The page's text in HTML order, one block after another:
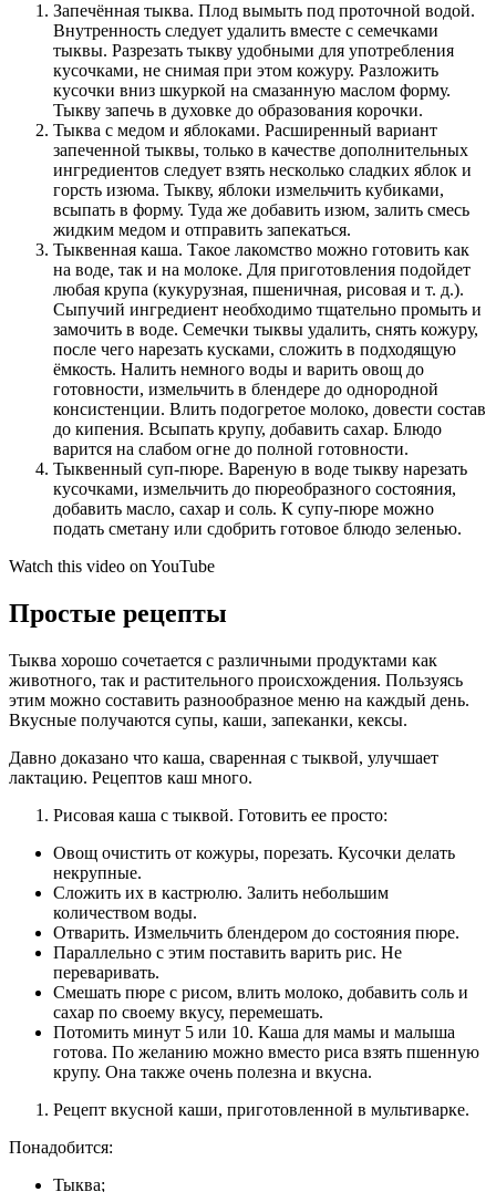
Запечённая тыква. Плод вымыть под проточной водой.
Внутренность следует удалить вместе с семечками
тыквы. Разрезать тыкву удобными для употребления
кусочками, не снимая при этом кожуру. Разложить
кусочки вниз шкуркой на смазанную маслом форму.
Тыкву запечь в духовке до образования корочки.
Тыква с медом и яблоками. Расширенный вариант
запеченной тыквы, только в качестве дополнительных
ингредиентов следует взять несколько сладких яблок и
горсть изюма. Тыкву, яблоки измельчить кубиками,
всыпать в форму. Туда же добавить изюм, залить смесь
жидким медом и отправить запекаться.
Тыквенная каша. Такое лакомство можно готовить как
на воде, так и на молоке. Для приготовления подойдет
любая крупа (кукурузная, пшеничная, рисовая и т. д.).
Сыпучий ингредиент необходимо тщательно промыть и
замочить в воде. Семечки тыквы удалить, снять кожуру,
после чего нарезать кусками, сложить в подходящую
ёмкость. Налить немного воды и варить овощ до
готовности, измельчить в блендере до однородной
консистенции. Влить подогретое молоко, довести состав
до кипения. Всыпать крупу, добавить сахар. Блюдо
варится на слабом огне до полной готовности.
Тыквенный суп-пюре. Вареную в воде тыкву нарезать
кусочками, измельчить до пюреобразного состояния,
добавить масло, сахар и соль. К супу-пюре можно
подать сметану или сдобрить готовое блюдо зеленью.
Watch this video on YouTube
Простые рецепты
Тыква хорошо сочетается с различными продуктами как
животного, так и растительного происхождения. Пользуясь
этим можно составить разнообразное меню на каждый день.
Вкусные получаются супы, каши, запеканки, кексы.
Давно доказано что каша, сваренная с тыквой, улучшает
лактацию. Рецептов каш много.
Рисовая каша с тыквой. Готовить ее просто:
Овощ очистить от кожуры, порезать. Кусочки делать
некрупные.
Сложить их в кастрюлю. Залить небольшим
количеством воды.
Отварить. Измельчить блендером до состояния пюре.
Параллельно с этим поставить варить рис. Не
переваривать.
Смешать пюре с рисом, влить молоко, добавить соль и
сахар по своему вкусу, перемешать.
Потомить минут 5 или 10. Каша для мамы и малыша
готова. По желанию можно вместо риса взять пшенную
крупу. Она также очень полезна и вкусна.
Рецепт вкусной каши, приготовленной в мультиварке.
Понадобится:
Тыква;